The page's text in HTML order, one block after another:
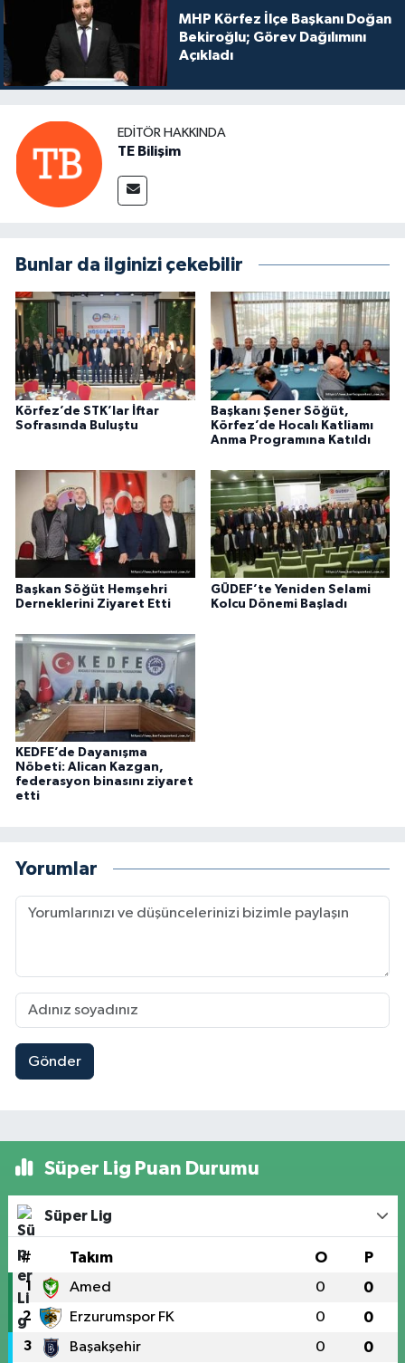
MHP Körfez İlçe Başkanı Doğan
Bekiroğlu; Görev Dağılımını
Açıkladı
EDITÖR HAKKINDA
TE Bilişim
Bunlar da ilginizi çekebilir
Körfez’de STK’lar İftar
Sofrasında Buluştu
Başkanı Şener Söğüt,
Körfez’de Hocalı Katliamı
Anma Programına Katıldı
Başkan Söğüt Hemşehri
Derneklerini Ziyaret Etti
GÜDEF’te Yeniden Selami
Kolcu Dönemi Başladı
KEDFE’de Dayanışma
Nöbeti: Alican Kazgan,
federasyon binasını ziyaret
etti
Yorumlar
Gönder
Süper Lig Puan Durumu
Süper Lig
# Takım O P
1 Amed 0 0
2 Erzurumspor FK 0 0
3 Başakşehir 0 0